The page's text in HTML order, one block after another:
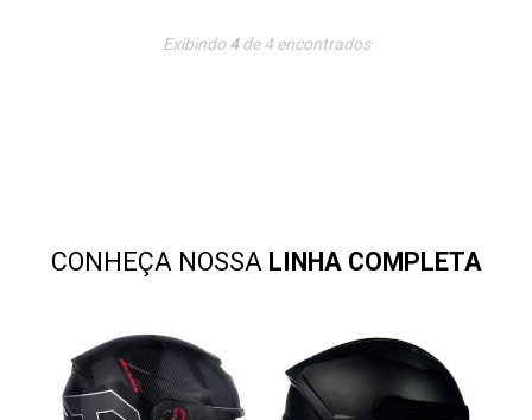
Exibindo 4de4encontrados
CONHEÇA NOSSA LINHA COMPLETA